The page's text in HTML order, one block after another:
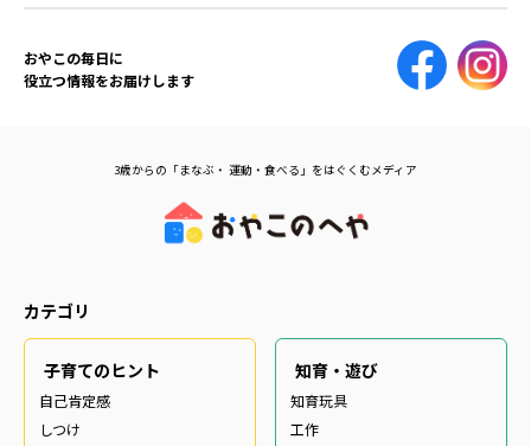
おやこの毎日に
役立つ情報をお届けします
3歳からの「まなぶ・ 運動・食べる」をはぐくむメディア
カテゴリ
子育てのヒント
自己肯定感
しつけ
知育・遊び
知育玩具
工作